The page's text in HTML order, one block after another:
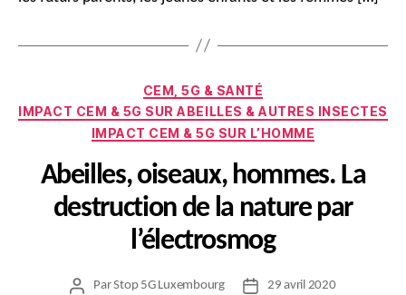
Catégories
CEM, 5G & SANTÉ
IMPACT CEM & 5G SUR ABEILLES & AUTRES INSECTES
IMPACT CEM & 5G SUR L’HOMME
Abeilles, oiseaux, hommes. La
destruction de la nature par
l’électrosmog
Auteur
ParStop 5G Luxembourg
Date29 avril 2020